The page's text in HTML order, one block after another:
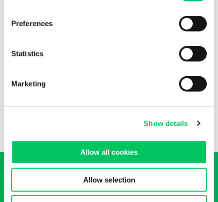
Preferences
Statistics
Marketing
Show details
Allow all cookies
Allow selection
Für weitere Informationen wenden Sie sich einfach per
unserer Kontaktdaten verwenden.
Fax:+41 (0)91 695 17 79